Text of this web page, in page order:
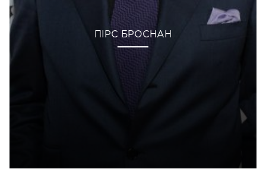
ПІРС БРОСНАН